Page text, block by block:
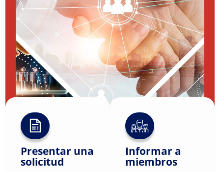
Presentar una
solicitud
Informar a
miembros